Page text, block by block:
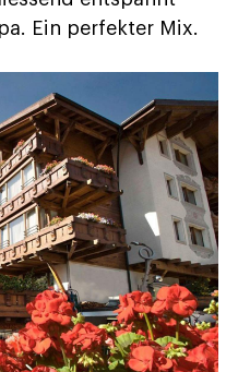
Ein perfekter Mix.